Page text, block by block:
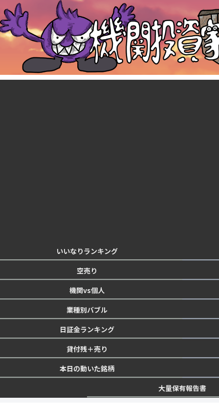
いいなりランキング
空売り
機関vs個人
業種別バブル
日証金ランキング
貸付残＋売り
本日の動いた銘柄
大量保有報告書